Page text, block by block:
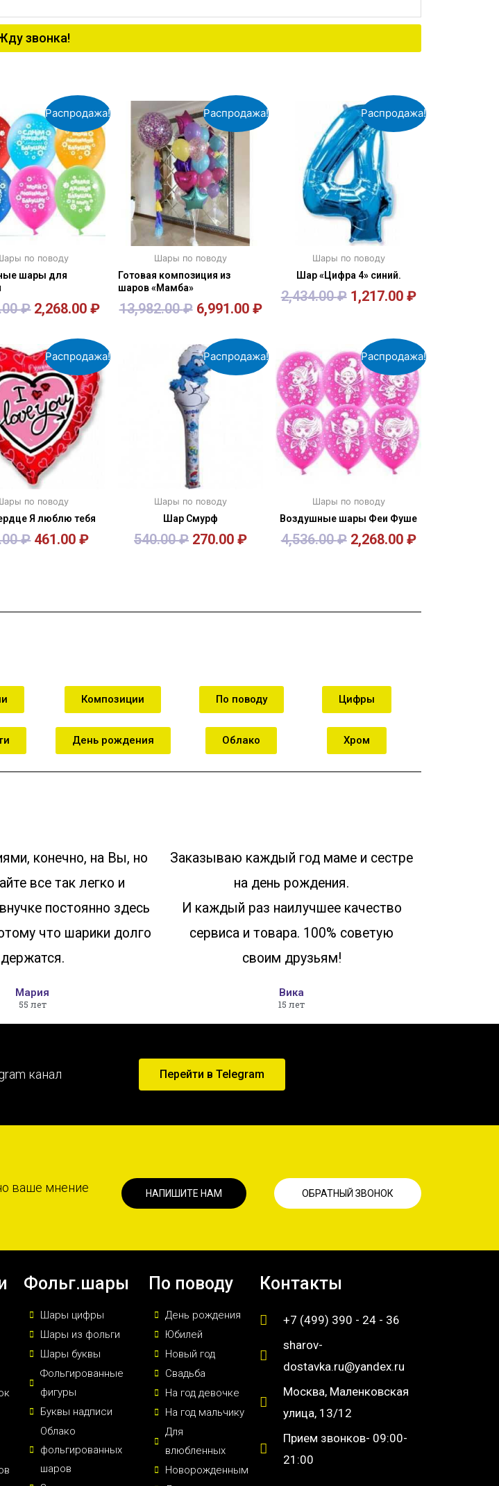
звонка!
Распродажа!
по поводу
шары для
₽ 2,268.00₽
Распродажа!
Шары по поводу
Готовая композиция из
шаров «Мамба»
13,982.00₽ 6,991.00 ₽
Распродажа!
Шары по поводу
Шар «Цифра 4» синий.
2,434.00₽ 1,217.00 ₽
Распродажа!
по поводу
Я люблю тебя
₽ 461.00₽
Распродажа!
Шары по поводу
Шар Смурф
540.00₽ 270.00₽
Распродажа!
Шары по поводу
Воздушные шары Феи Фуше
4,536.00₽ 2,268.00 ₽
Композиции
День рождения
По поводу
Облако
Цифры
Хром
конечно, на Вы, но
все так легко и
постоянно здесь
что шарики долго
держатся.
Мария
55 лет
Заказываю каждый год маме и сестре
на день рождения.
И каждый раз наилучшее качество
сервиса и товара. 100% советую
своим друзьям!
Вика
15 лет
канал Перейти в Telegram
ваше мнение НАПИШИТЕ НАМ ОБРАТНЫЙ ЗВОНОК
Фольг.шары
Шары цифры
Шары из фольги
Шары буквы
Фольгированные
фигуры
Буквы надписи
Облако
фольгированных
шаров
По поводу
День рождения
Юбилей
Новый год
Свадьба
На год девочке
На год мальчику
Для
влюбленных
Новорожденным
Контакты
+7 (499) 390 - 24 - 36
sharov-
dostavka.ru@yandex.ru
Москва, Маленковская
улица, 13/12
Прием звонков- 09:00-
21:00